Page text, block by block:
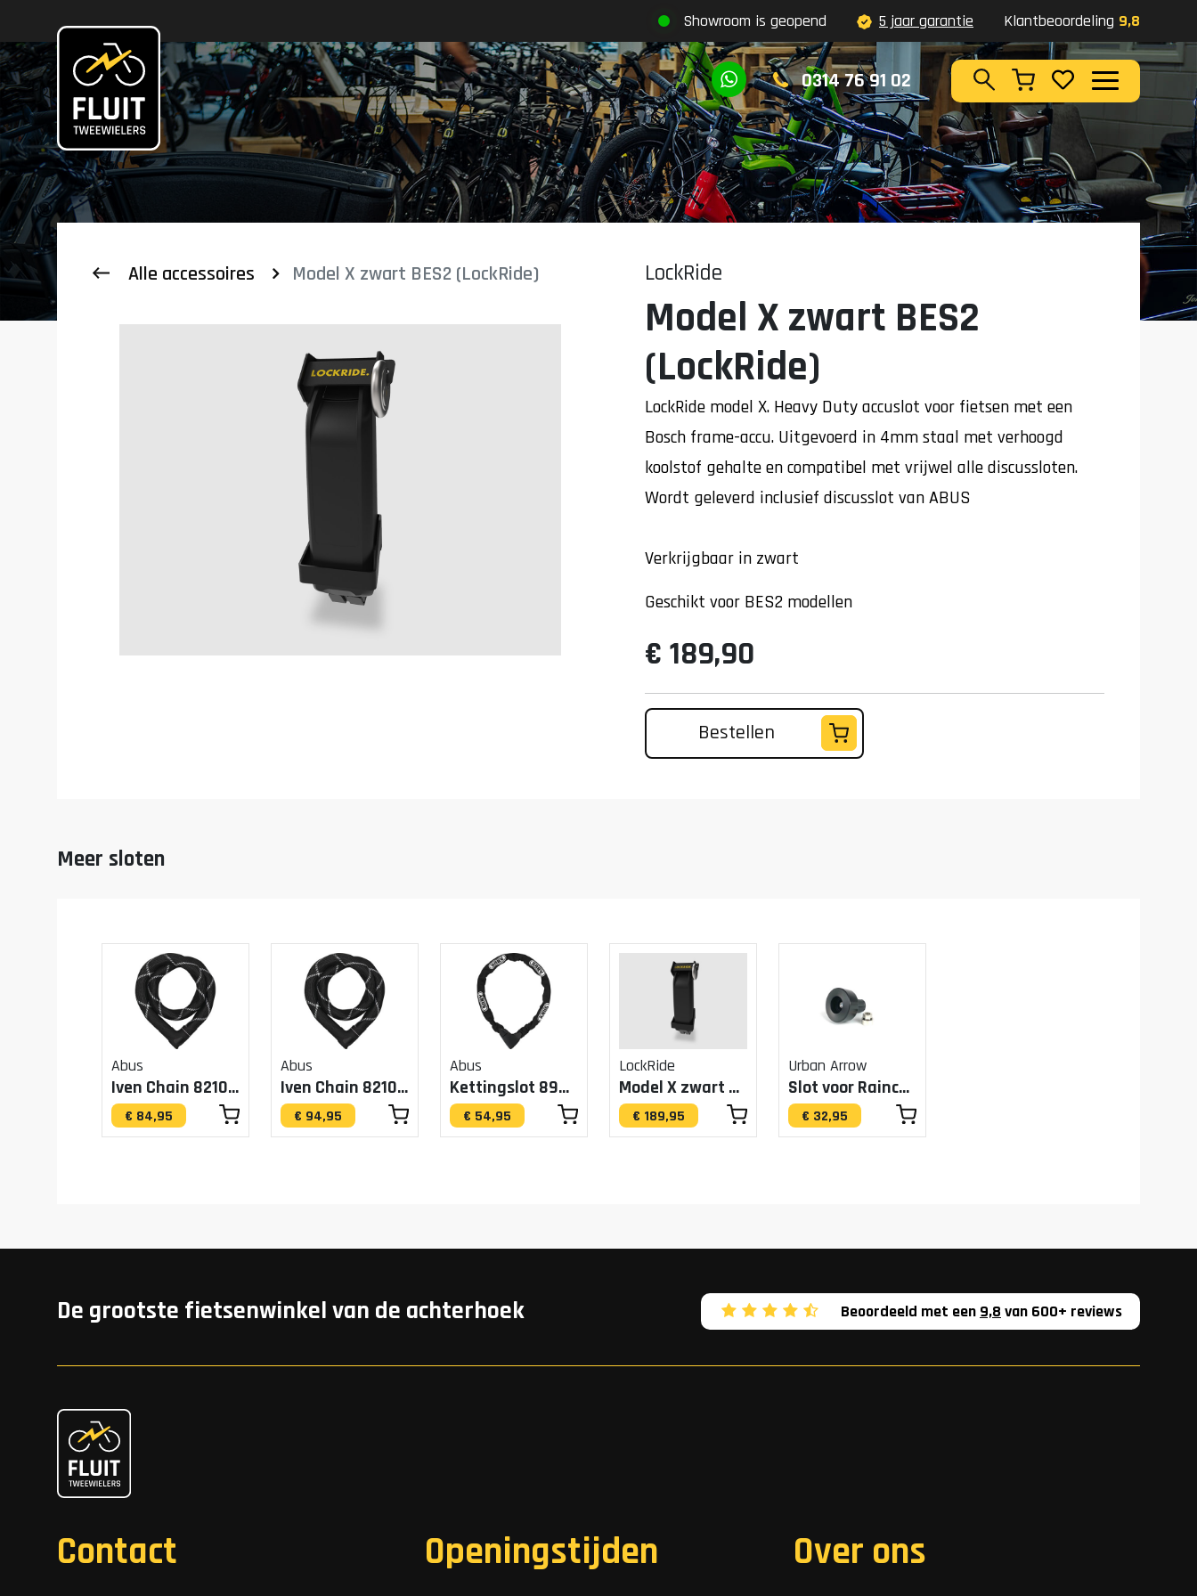
Zoeken
Zoeken
Showroom is geopend 5 jaar garantie Klantbeoordeling 9,8
0314 76 91 02
Alle accessoires Model X zwart BES2 (LockRide) LockRide
Model X zwart BES2
(LockRide)
LockRide model X. Heavy Duty accuslot voor fietsen met een
Bosch frame-accu. Uitgevoerd in 4mm staal met verhoogd
koolstof gehalte en compatibel met vrijwel alle discussloten.
Wordt geleverd inclusief discusslot van ABUS
Verkrijgbaar in zwart
Geschikt voor BES2 modellen
€ 189,90
Bestellen
Meer sloten
Abus
Iven Chain 8210/110
€ 84,95
Abus
Iven Chain 8210/140
€ 94,95
Abus
Kettingslot 8900/85
€ 54,95
LockRide
Model X zwart BES3 545Wh (LockRide)
€ 189,95
Urban Arrow
Slot voor Raincover
€ 32,95
De grootste fietsenwinkel van de achterhoek Beoordeeld met een 9,8 van 600+ reviews
Contact Openingstijden Over ons